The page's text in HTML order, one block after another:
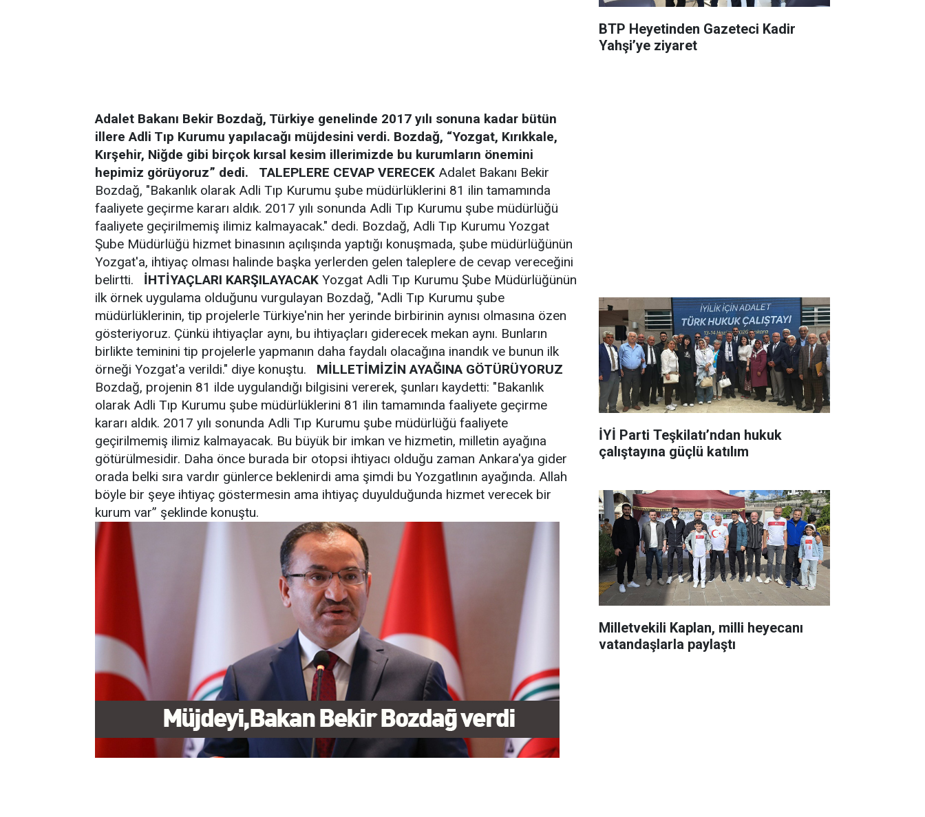
Adalet Bakanı Bekir Bozdağ, Türkiye genelinde 2017 yılı sonuna kadar bütün
illere Adli Tıp Kurumu yapılacağı müjdesini verdi. Bozdağ, “Yozgat, Kırıkkale,
Kırşehir, Niğde gibi birçok kırsal kesim illerimizde bu kurumların önemini
hepimiz görüyoruz” dedi.
TALEPLERE CEVAP VERECEK Adalet Bakanı Bekir
Bozdağ, "Bakanlık olarak Adli Tıp Kurumu şube müdürlüklerini 81 ilin tamamında
faaliyete geçirme kararı aldık. 2017 yılı sonunda Adli Tıp Kurumu şube müdürlüğü
faaliyete geçirilmemiş ilimiz kalmayacak." dedi. Bozdağ, Adli Tıp Kurumu Yozgat
Şube Müdürlüğü hizmet binasının açılışında yaptığı konuşmada, şube müdürlüğünün
Yozgat'a, ihtiyaç olması halinde başka yerlerden gelen taleplere de cevap vereceğini
belirtti. İHTİYAÇLARI KARŞILAYACAK Yozgat Adli Tıp Kurumu Şube Müdürlüğünün
ilk örnek uygulama olduğunu vurgulayan Bozdağ, "Adli Tıp Kurumu şube
müdürlüklerinin, tip projelerle Türkiye'nin her yerinde birbirinin aynısı olmasına özen
gösteriyoruz. Çünkü ihtiyaçlar aynı, bu ihtiyaçları giderecek mekan aynı. Bunların
birlikte teminini tip projelerle yapmanın daha faydalı olacağına inandık ve bunun ilk
örneği Yozgat'a verildi." diye konuştu. MİLLETİMİZİN AYAĞINA GÖTÜRÜYORUZ
Bozdağ, projenin 81 ilde uygulandığı bilgisini vererek, şunları kaydetti: "Bakanlık
olarak Adli Tıp Kurumu şube müdürlüklerini 81 ilin tamamında faaliyete geçirme
kararı aldık. 2017 yılı sonunda Adli Tıp Kurumu şube müdürlüğü faaliyete
geçirilmemiş ilimiz kalmayacak. Bu büyük bir imkan ve hizmetin, milletin ayağına
götürülmesidir. Daha önce burada bir otopsi ihtiyacı olduğu zaman Ankara'ya gider
orada belki sıra vardır günlerce beklenirdi ama şimdi bu Yozgatlının ayağında. Allah
böyle bir şeye ihtiyaç göstermesin ama ihtiyaç duyulduğunda hizmet verecek bir
kurum var” şeklinde konuştu.
BTP Heyetinden Gazeteci Kadir
Yahşi’ye ziyaret
İYİ Parti Teşkilatı’ndan hukuk
çalıştayına güçlü katılım
Milletvekili Kaplan, milli heyecanı
vatandaşlarla paylaştı